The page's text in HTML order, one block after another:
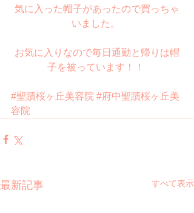
気に入った帽子があったので買っちゃ
いました。
お気に入りなので毎日通勤と帰りは帽
子を被っています！！
#聖蹟桜ヶ丘美容院 #府中聖蹟桜ヶ丘美
容院
最新記事 すべて表示